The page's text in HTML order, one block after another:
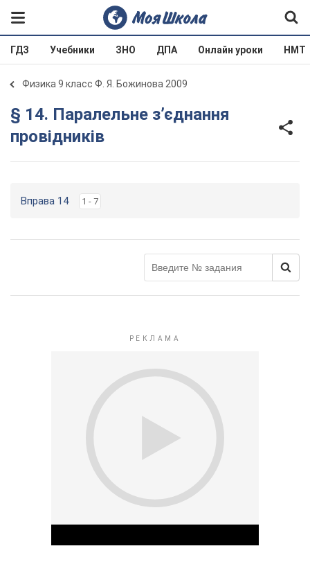
ГДЗ Учебники ЗНО ДПА Онлайн уроки НМТ
Физика 9 класс Ф. Я. Божинова 2009
§ 14. Паралельне з’єднання
провідників
Вправа 14 1 - 7